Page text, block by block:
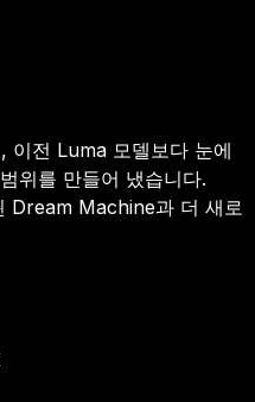
이전 Luma 모델보다 눈에
위를 만들어 냈습니다.
Dream Machine과 더 새로